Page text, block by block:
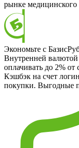
рынке медицинского
Экономьте с
Внутренней
оплачивать до 2%
Кэшбэк на счет
покупки. Выгодные